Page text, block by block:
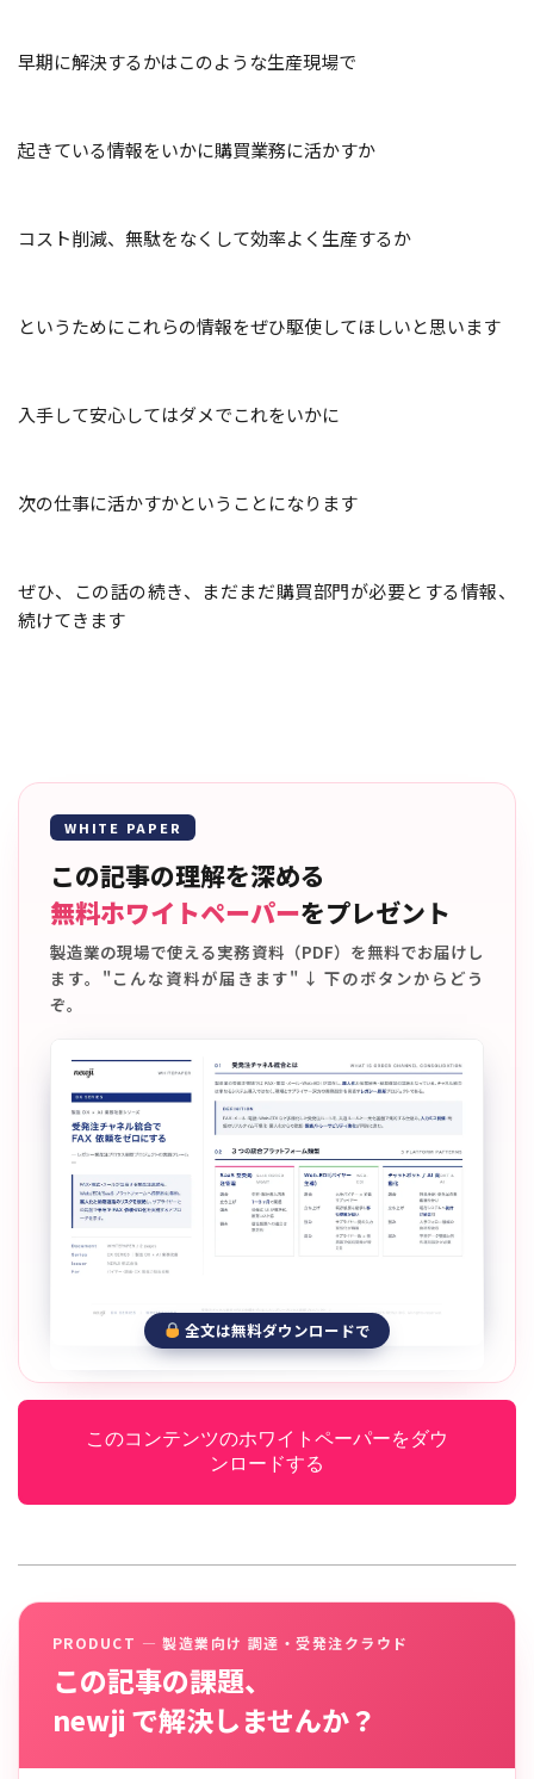
早期に解決するかはこのような生産現場で
起きている情報をいかに購買業務に活かすか
コスト削減、無駄をなくして効率よく生産するか
というためにこれらの情報をぜひ駆使してほしいと思います
入手して安心してはダメでこれをいかに
次の仕事に活かすかということになります
ぜひ、この話の続き、まだまだ購買部門が必要とする情報、
続けてきます
WHITE PAPER
この記事の理解を深める
無料ホワイトペーパーをプレゼント
製造業の現場で使える実務資料（PDF）を無料でお届けし
ます。"こんな資料が届きます" ↓ 下のボタンからどう
ぞ。
全文は無料ダウンロードで
このコンテンツのホワイトペーパーをダウ
ンロードする
PRODUCT — 製造業向け 調達・受発注クラウド
この記事の課題、
newji で解決しませんか？